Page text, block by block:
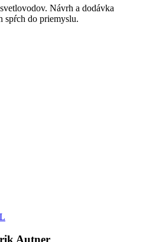
Návrh a dodávka
spŕch do priemyslu.